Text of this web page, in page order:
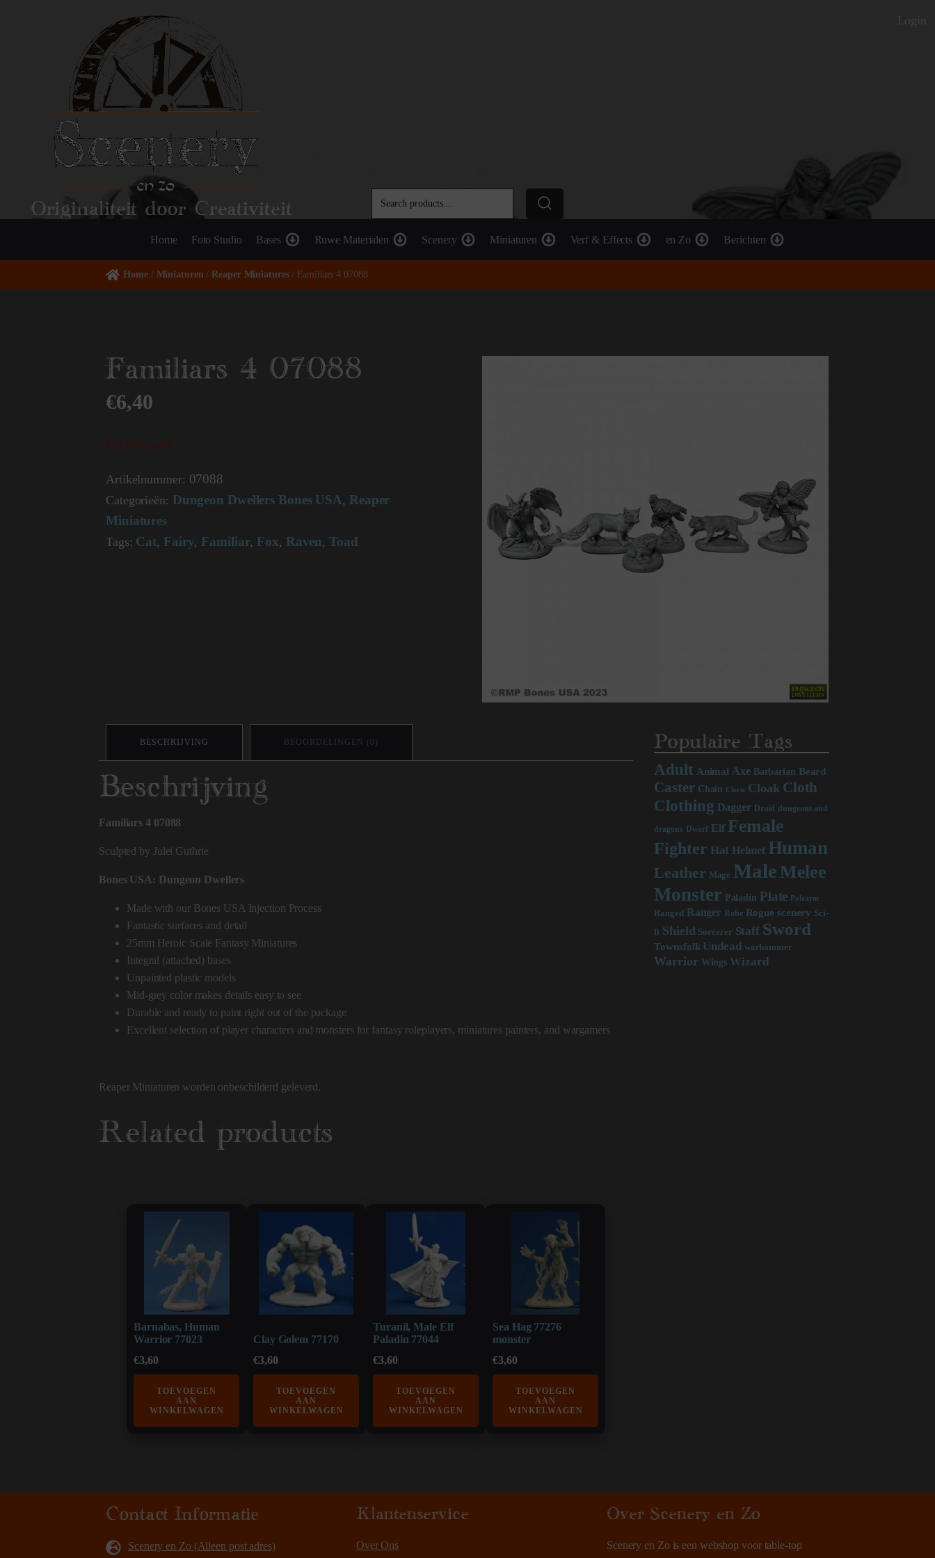
Login
Originaliteit door Creativiteit
Home Foto Studio Bases Ruwe Materialen Scenery Miniaturen Verf & Effects en Zo Berichten
Home/ Miniaturen /Reaper Miniatures/ Familiars 4 07088
Familiars 4 07088
€6,40
Uitverkocht
Artikelnummer: 07088
Categorieën: Dungeon Dwellers Bones USA, Reaper
Miniatures
Tags: Cat, Fairy, Familiar, Fox, Raven,Toad
BESCHRIJVING BEOORDELINGEN (0)
Beschrijving
Familiars 4 07088
Sculpted by Julei Guthrie
Bones USA: Dungeon Dwellers
Made with our Bones USA Injection Process
Fantastic surfaces and detail
25mm Heroic Scale Fantasy Miniatures
Integral (attached) bases
Unpainted plastic models
Mid-grey color makes details easy to see
Durable and ready to paint right out of the package
Excellent selection of player characters and monsters for fantasy roleplayers, miniatures painters, and wargamers
Reaper Miniaturen worden onbeschilderd geleverd.
Related products
Barnabas, Human
Warrior 77023
€3,60
TOEVOEGEN
AAN
WINKELWAGEN
Clay Golem 77170
€3,60
TOEVOEGEN
AAN
WINKELWAGEN
Turanil, Male Elf
Paladin 77044
€3,60
TOEVOEGEN
AAN
WINKELWAGEN
Sea Hag 77276
monster
€3,60
TOEVOEGEN
AAN
WINKELWAGEN
Populaire Tags
Adult Animal Axe Barbarian Beard
Caster Chain Cleric Cloak Cloth
Clothing Dagger Druid dungeons and
dragons Dwarf Elf Female
Fighter Hat Helmet Human
Leather Mage MaleMelee
Monster Paladin Plate Polearm
Ranged Ranger Robe Rogue scenery Sci-
fi Shield Sorcerer Staff Sword
Townsfolk Undead warhammer
Warrior Wings Wizard
Contact Informatie
Scenery en Zo (Alleen post adres)
Klantenservice
Over Ons
Over Scenery en Zo
Scenery en Zo is een webshop voor table-top